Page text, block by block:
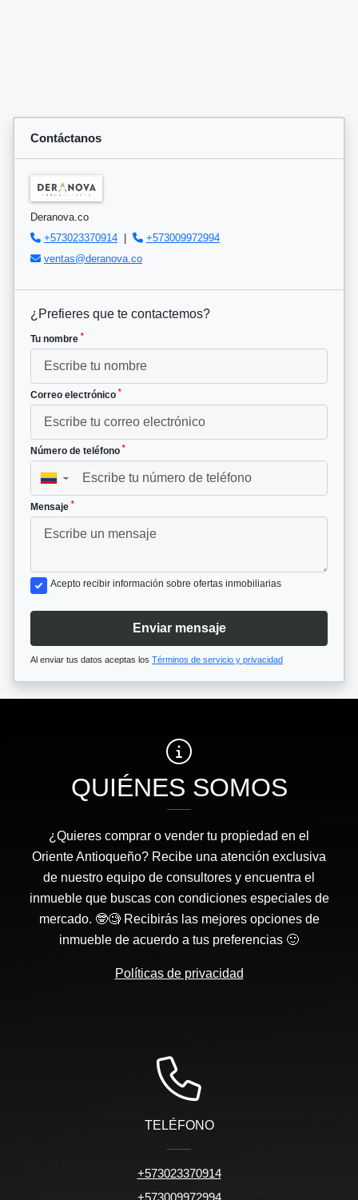
Contáctanos
Deranova.co
+573023370914 |
+573009972994
ventas@deranova.co
¿Prefieres que te contactemos?
Tu nombre *
Correo electrónico *
Número de teléfono *
▼
Mensaje *
Acepto recibir información sobre ofertas inmobiliarias
Enviar mensaje
Al enviar tus datos aceptas los Términos de servicio y privacidad
QUIÉNES SOMOS
¿Quieres comprar o vender tu propiedad en el
Oriente Antioqueño? Recibe una atención exclusiva
de nuestro equipo de consultores y encuentra el
inmueble que buscas con condiciones especiales de
mercado. 🤓🧐 Recibirás las mejores opciones de
inmueble de acuerdo a tus preferencias 🙂
Políticas de privacidad
TELÉFONO
+573023370914
+573009972994